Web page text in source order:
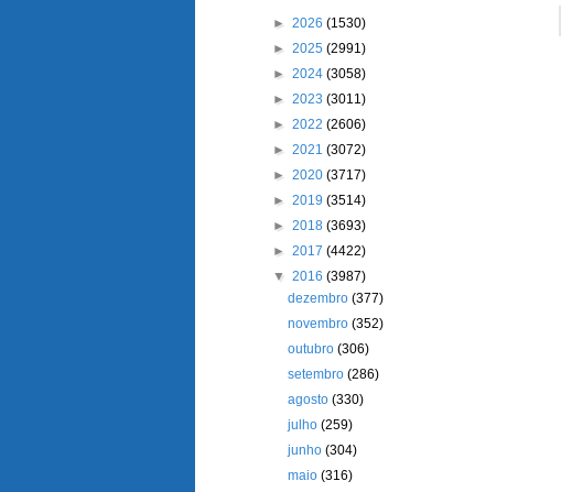
► 2026 (1530)
► 2025 (2991)
► 2024 (3058)
► 2023 (3011)
► 2022 (2606)
► 2021 (3072)
► 2020 (3717)
► 2019 (3514)
► 2018 (3693)
► 2017 (4422)
▼ 2016 (3987)
dezembro(377)
novembro(352)
outubro(306)
setembro(286)
agosto(330)
julho(259)
junho(304)
maio(316)